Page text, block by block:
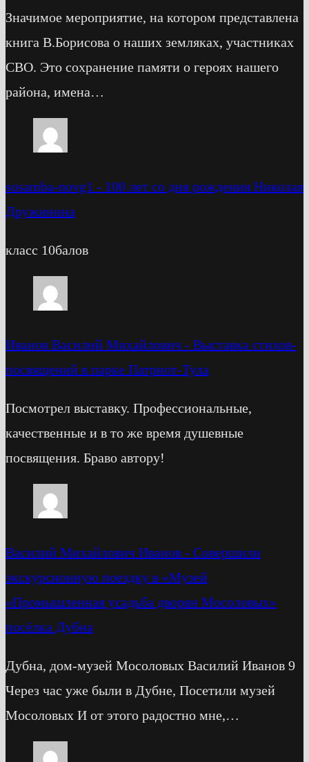
Значимое мероприятие, на котором представлена
книга В.Борисова о наших земляках, участниках
СВО. Это сохранение памяти о героях нашего
района, имена…
sosamba-novg1 - 100 лет со дня рождения Николая
Дружинина
класс 10балов
Иванов Василий Михайлович - Выставка стихов-
посвящений в парке Патриот-Тула
Посмотрел выставку. Профессиональные,
качественные и в то же время душевные
посвящения. Браво автору!
Василий Михайлович Иванов - Cовершили
экскурсионную поездку в «Музей
«Промышленная усадьба дворян Мосоловых»
посёлка Дубна
Дубна, дом-музей Мосоловых Василий Иванов 9
Через час уже были в Дубне, Посетили музей
Мосоловых И от этого радостно мне,…